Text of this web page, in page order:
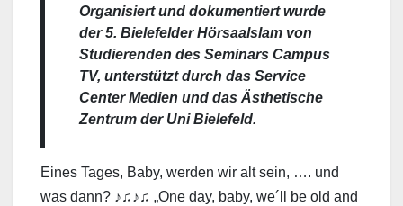
Organisiert und dokumentiert wurde
der 5. Bielefelder Hörsaalslam von
Studierenden des Seminars Campus
TV, unterstützt durch das Service
Center Medien und das Ästhetische
Zentrum der Uni Bielefeld.
Eines Tages, Baby, werden wir alt sein, …. und
was dann? ♪♫♪♫ „One day, baby, we´ll be old and